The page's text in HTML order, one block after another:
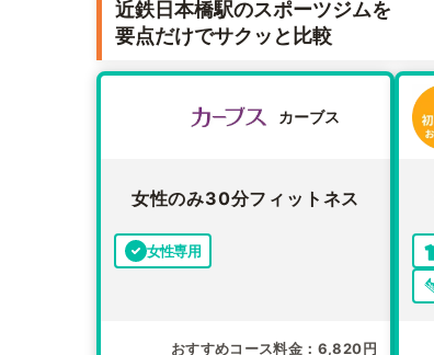
近鉄日本橋駅のスポーツジムを
要点だけでサクッと比較
カーブス
女性のみ30分フィットネス
女性専用
おすすめコース料金 6,820円